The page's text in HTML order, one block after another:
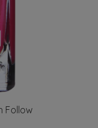
Follow